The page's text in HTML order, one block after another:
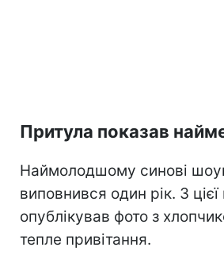
Притула показав
Наймолодшому синові
виповнився один рік. З цієї
опублікував фото з
тепле привітання.